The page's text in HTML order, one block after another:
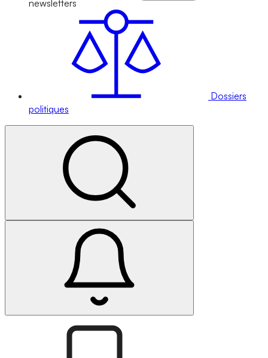
newsletters
Dossiers
politiques